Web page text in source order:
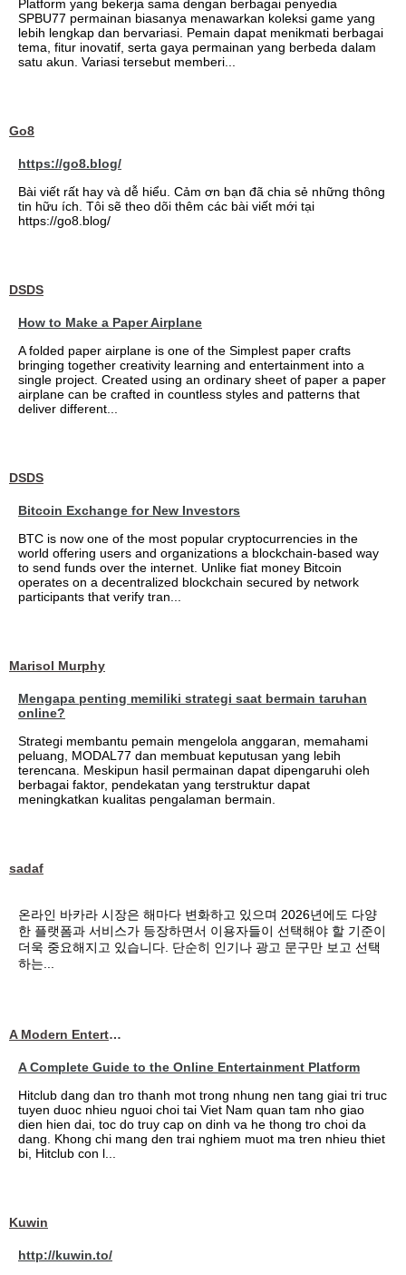
Platform yang bekerja sama dengan berbagai penyedia
SPBU77 permainan biasanya menawarkan koleksi game yang
lebih lengkap dan bervariasi. Pemain dapat menikmati berbagai
tema, fitur inovatif, serta gaya permainan yang berbeda dalam
satu akun. Variasi tersebut memberi...
Go8
https://go8.blog/
Bài viết rất hay và dễ hiểu. Cảm ơn bạn đã chia sẻ những thông
tin hữu ích. Tôi sẽ theo dõi thêm các bài viết mới tại
https://go8.blog/
DSDS
How to Make a Paper Airplane
A folded paper airplane is one of the Simplest paper crafts
bringing together creativity learning and entertainment into a
single project. Created using an ordinary sheet of paper a paper
airplane can be crafted in countless styles and patterns that
deliver different...
DSDS
Bitcoin Exchange for New Investors
BTC is now one of the most popular cryptocurrencies in the
world offering users and organizations a blockchain-based way
to send funds over the internet. Unlike fiat money Bitcoin
operates on a decentralized blockchain secured by network
participants that verify tran...
Marisol Murphy
Mengapa penting memiliki strategi saat bermain taruhan
online?
Strategi membantu pemain mengelola anggaran, memahami
peluang, MODAL77 dan membuat keputusan yang lebih
terencana. Meskipun hasil permainan dapat dipengaruhi oleh
berbagai faktor, pendekatan yang terstruktur dapat
meningkatkan kualitas pengalaman bermain.
sadaf
온라인 바카라 시장은 해마다 변화하고 있으며 2026년에도 다양
한 플랫폼과 서비스가 등장하면서 이용자들이 선택해야 할 기준이
더욱 중요해지고 있습니다. 단순히 인기나 광고 문구만 보고 선택
하는...
A Modern Entertainment Platform Bringing
A Complete Guide to the Online Entertainment Platform
Hitclub dang dan tro thanh mot trong nhung nen tang giai tri truc
tuyen duoc nhieu nguoi choi tai Viet Nam quan tam nho giao
dien hien dai, toc do truy cap on dinh va he thong tro choi da
dang. Khong chi mang den trai nghiem muot ma tren nhieu thiet
bi, Hitclub con l...
Kuwin
http://kuwin.to/